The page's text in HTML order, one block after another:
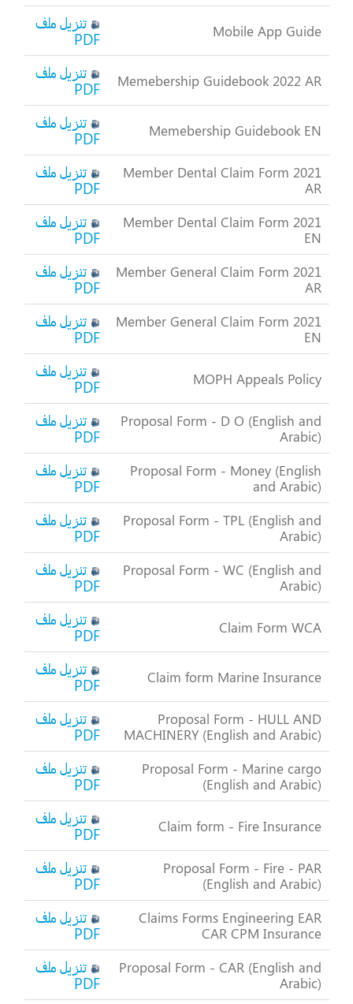
Mobile App Guide
تنزيل ملف
PDF
Memebership Guidebook 2022 AR
تنزيل ملف
PDF
Memebership Guidebook EN
تنزيل ملف
PDF
Member Dental Claim Form 2021
AR
تنزيل ملف
PDF
Member Dental Claim Form 2021
EN
تنزيل ملف
PDF
Member General Claim Form 2021
AR
تنزيل ملف
PDF
Member General Claim Form 2021
EN
تنزيل ملف
PDF
MOPH Appeals Policy
تنزيل ملف
PDF
Proposal Form - D O (English and
Arabic)
تنزيل ملف
PDF
Proposal Form - Money (English
and Arabic)
تنزيل ملف
PDF
Proposal Form - TPL (English and
Arabic)
تنزيل ملف
PDF
Proposal Form - WC (English and
Arabic)
تنزيل ملف
PDF
Claim Form WCA
تنزيل ملف
PDF
Claim form Marine Insurance
تنزيل ملف
PDF
Proposal Form - HULL AND
MACHINERY (English and Arabic)
تنزيل ملف
PDF
Proposal Form - Marine cargo
(English and Arabic)
تنزيل ملف
PDF
Claim form - Fire Insurance
تنزيل ملف
PDF
Proposal Form - Fire - PAR
(English and Arabic)
تنزيل ملف
PDF
Claims Forms Engineering EAR
CAR CPM Insurance
تنزيل ملف
PDF
Proposal Form - CAR (English and
Arabic)
تنزيل ملف
PDF